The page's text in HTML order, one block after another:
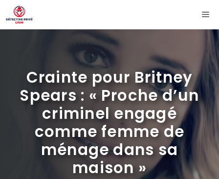
Aller
au
contenu
Crainte pour Britney
Spears : « Proche d’un
criminel engagé
comme femme de
ménage dans sa
maison »